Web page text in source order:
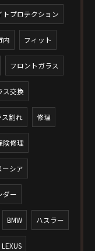
トプロテクション
内 フィット
フロントガラス
ス交換
ス割れ 修理
険修理
ーシア
ダー
BMW ハスラー
LEXUS